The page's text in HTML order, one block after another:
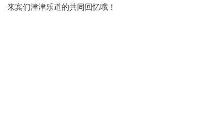
来宾们津津乐道的共同回忆哦！